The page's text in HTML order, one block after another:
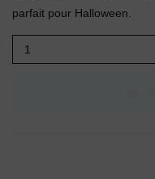
parfait pour Halloween.